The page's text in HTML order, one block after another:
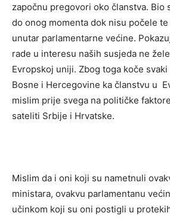
započnu pregovori oko članstva. Bio
do onog momenta dok nisu počele
unutar parlamentarne većine.
rade u interesu naših susjeda ne
Evropskoj uniji. Zbog toga koče
Bosne i Hercegovine ka članstvu u
mislim prije svega na političke
sateliti Srbije i Hrvatske.
Mislim da i oni koji su nametnuli
ministara, ovakvu parlamentanu
učinkom koji su oni postigli u